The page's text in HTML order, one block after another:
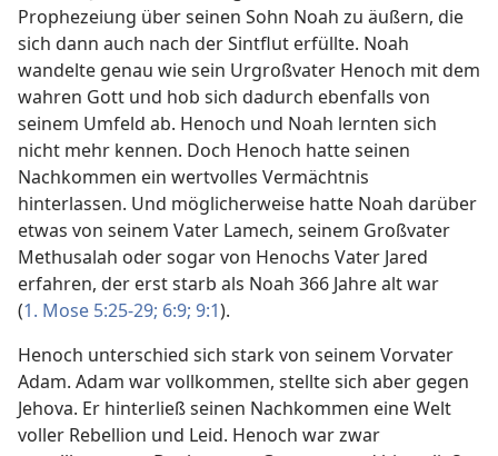
Prophezeiung über seinen Sohn Noah zu äußern, die
sich dann auch nach der Sintflut erfüllte. Noah
wandelte genau wie sein Urgroßvater Henoch mit dem
wahren Gott und hob sich dadurch ebenfalls von
seinem Umfeld ab. Henoch und Noah lernten sich
nicht mehr kennen. Doch Henoch hatte seinen
Nachkommen ein wertvolles Vermächtnis
hinterlassen. Und möglicherweise hatte Noah darüber
etwas von seinem Vater Lamech, seinem Großvater
Methusalah oder sogar von Henochs Vater Jared
erfahren, der erst starb als Noah 366 Jahre alt war
(1. Mose 5:25-29; 6:9; 9:1).
Henoch unterschied sich stark von seinem Vorvater
Adam. Adam war vollkommen, stellte sich aber gegen
Jehova. Er hinterließ seinen Nachkommen eine Welt
voller Rebellion und Leid. Henoch war zwar